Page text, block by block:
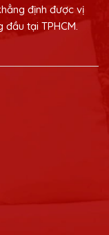
định được vị
tại TPHCM.